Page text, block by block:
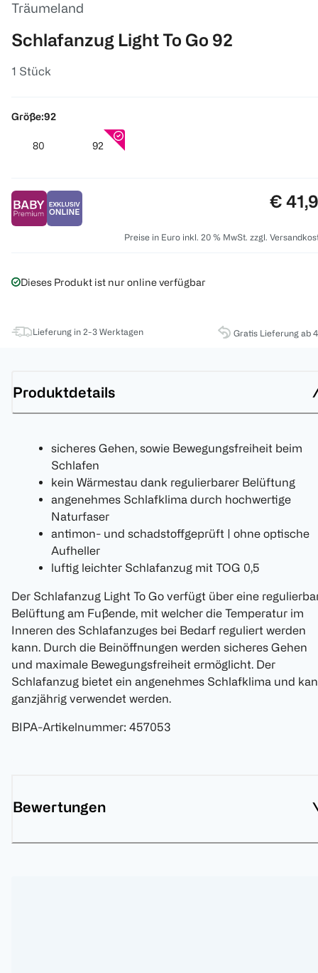
Träumeland
Schlafanzug Light To Go 92
1 Stück
Größe:92
80 92
Preis:
€
Preise in Euro inkl. 20 % MwSt. zzgl.
Dieses Produkt ist nur online verfügbar
Lieferung in 2-3 Werktagen Gratis Lieferung ab
Produktdetails
sicheres Gehen, sowie Bewegungsfreiheit beim
Schlafen
kein Wärmestau dank regulierbarer Belüftung
angenehmes Schlafklima durch hochwertige
Naturfaser
antimon- und schadstoffgeprüft | ohne optische
Aufheller
luftig leichter Schlafanzug mit TOG 0,5
Der Schlafanzug Light To Go verfügt über eine
Belüftung am Fußende, mit welcher die Temperatur im
Inneren des Schlafanzuges bei Bedarf reguliert werden
kann. Durch die Beinöffnungen werden sicheres Gehen
und maximale Bewegungsfreiheit ermöglicht. Der
Schlafanzug bietet ein angenehmes Schlafklima und
ganzjährig verwendet werden.
BIPA-Artikelnummer: 457053
Bewertungen